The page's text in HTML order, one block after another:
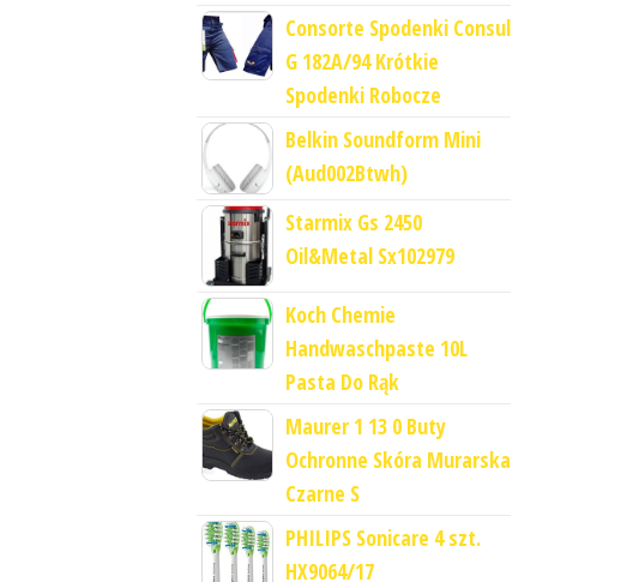
Consorte Spodenki Consul
G 182A/94 Krótkie
Spodenki Robocze
Belkin Soundform Mini
(Aud002Btwh)
Starmix Gs 2450
Oil&Metal Sx102979
Koch Chemie
Handwaschpaste 10L
Pasta Do Rąk
Maurer 1 13 0 Buty
Ochronne Skóra Murarska
Czarne S
PHILIPS Sonicare 4 szt.
HX9064/17